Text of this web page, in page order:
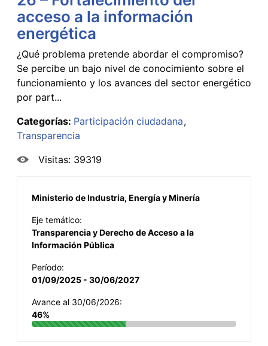
acceso a la información
energética
¿Qué problema pretende abordar el compromiso?
Se percibe un bajo nivel de conocimiento sobre el
funcionamiento y los avances del sector energético
por part...
Categorías: Participación ciudadana
Transparencia
Visitas: 39319
Ministerio de Industria, Energía y Minería
Eje temático:
Transparencia y Derecho de Acceso a la
Información Pública
Período:
01/09/2025 - 30/06/2027
Avance al 30/06/2026:
46%